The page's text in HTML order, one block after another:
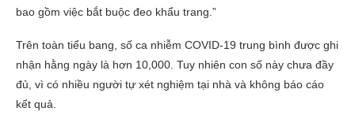
bao gồm việc bắt buộc đeo khẩu trang.”
Trên toàn tiểu bang, số ca nhiễm COVID-19 trung bình được ghi
nhận hằng ngày là hơn 10,000. Tuy nhiên con số này chưa đầy
đủ, vì có nhiều người tự xét nghiệm tại nhà và không báo cáo
kết quả.